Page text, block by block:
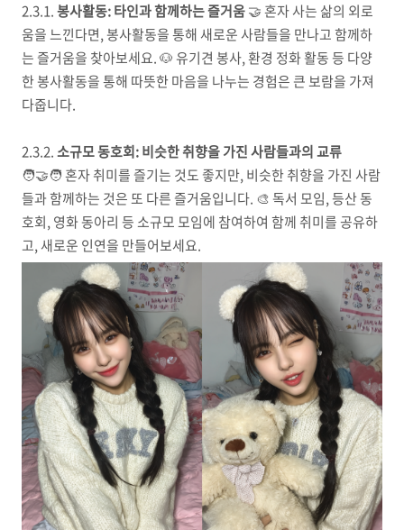
2.3.1.봉사활동: 타인과 함께하는 즐거움🤝 혼자 사는 삶의 외로
움을 느낀다면, 봉사활동을 통해 새로운 사람들을 만나고 함께하
는 즐거움을 찾아보세요. 🐶 유기견 봉사, 환경 정화 활동 등 다양
한 봉사활동을 통해 따뜻한 마음을 나누는 경험은 큰 보람을 가져
다줍니다.
2.3.2.소규모 동호회: 비슷한 취향을 가진 사람들과의 교류
🧑‍🤝‍🧑 혼자 취미를 즐기는 것도 좋지만, 비슷한 취향을 가진 사람
들과 함께하는 것은 또 다른 즐거움입니다. 🎨 독서 모임, 등산 동
호회, 영화 동아리 등 소규모 모임에 참여하여 함께 취미를 공유하
고, 새로운 인연을 만들어보세요.